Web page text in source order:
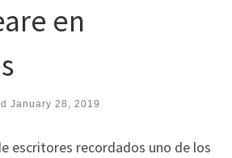
en
January 28, 2019
escritores recordados uno de los